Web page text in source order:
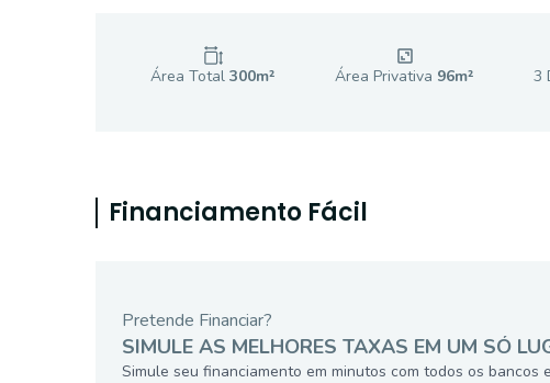
Área Total 300m² Área Privativa 96m² 3
Financiamento Fácil
Pretende Financiar?
SIMULE AS MELHORES TAXAS EM UM SÓ
Simule seu financiamento em minutos com todos os bancos